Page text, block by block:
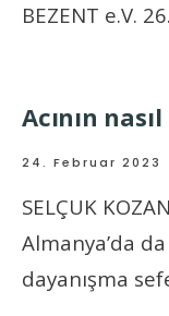
BEZENT e.V. 26
Acının
24. Februar 2023
SELÇUK
Almanya’da
dayanışma